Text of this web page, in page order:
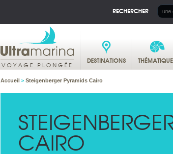
RECHERCHER
VOYAGE PLONGÉE DESTINATIONS
Accueil > Steigenberger Pyramids Cairo
CAIRO